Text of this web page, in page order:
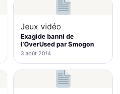
Jeux vidéo
Exagide banni de
l’OverUsed par Smogon
3 août 2014